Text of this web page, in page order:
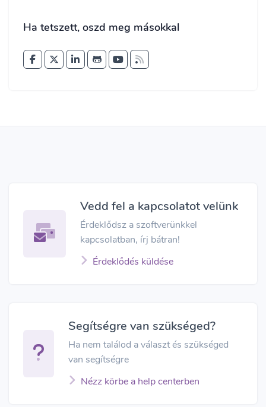
Ha tetszett, oszd meg másokkal
Vedd fel a kapcsolatot velünk
Érdeklődsz a szoftverünkkel
kapcsolatban, írj bátran!
Érdeklődés küldése
Segítségre van szükséged?
Ha nem találod a választ és szükséged
van segítségre
Nézz körbe a help centerben